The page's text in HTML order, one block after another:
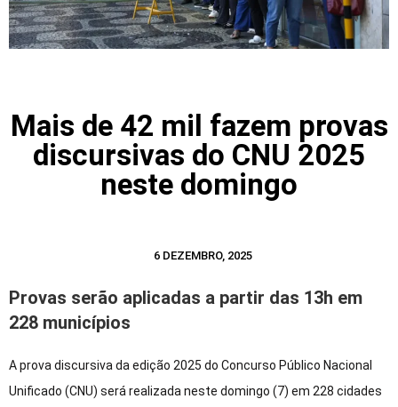
Mais de 42 mil fazem provas
discursivas do CNU 2025
neste domingo
6 DEZEMBRO, 2025
Provas serão aplicadas a partir das 13h em
228 municípios
A prova discursiva da edição 2025 do Concurso Público Nacional
Unificado (CNU) será realizada neste domingo (7) em 228 cidades